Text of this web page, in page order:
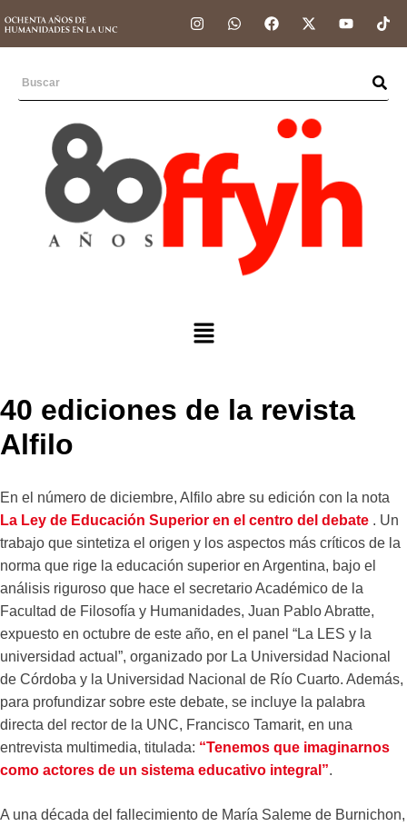
40 ediciones de la revista
Alfilo
En el número de diciembre, Alfilo abre su edición con la nota
La Ley de Educación Superior en el centro del debate . Un
trabajo que sintetiza el origen y los aspectos más críticos de la
norma que rige la educación superior en Argentina, bajo el
análisis riguroso que hace el secretario Académico de la
Facultad de Filosofía y Humanidades, Juan Pablo Abratte,
expuesto en octubre de este año, en el panel “La LES y la
universidad actual”, organizado por La Universidad Nacional
de Córdoba y la Universidad Nacional de Río Cuarto. Además,
para profundizar sobre este debate, se incluye la palabra
directa del rector de la UNC, Francisco Tamarit, en una
entrevista multimedia, titulada: “Tenemos que imaginarnos
como actores de un sistema educativo integral”.
A una década del fallecimiento de María Saleme de Burnichon,